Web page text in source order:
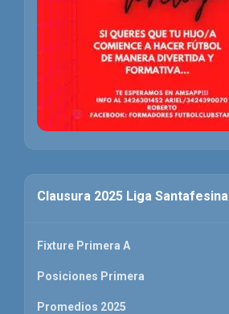
Clausura 2025 Liga Santafesina
Fixture Primera A
Posiciones Primera
Promedios 2025